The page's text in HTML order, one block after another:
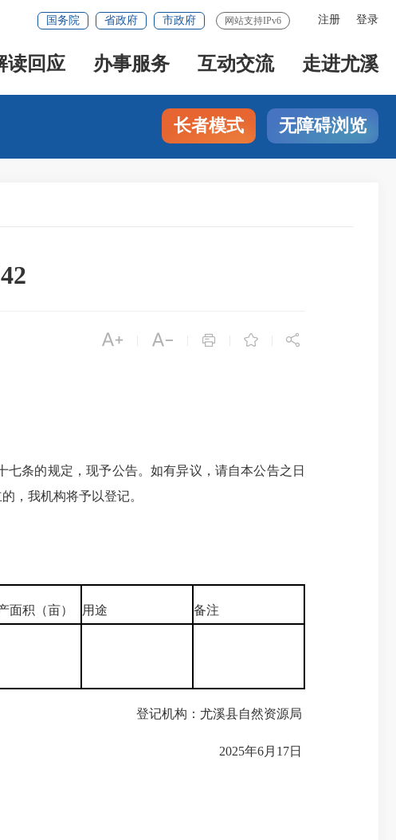
注册 登录
国务院 省政府 市政府 网站支持IPv6
读回应 办事服务 互动交流 走进尤溪
长者模式 无障碍浏览
    
条的规定，现予公告。如有异议，请自本公告之日
，我机构将予以登记。
面积（亩） 用途 备注
登记机构：尤溪县自然资源局
2025年6月17日